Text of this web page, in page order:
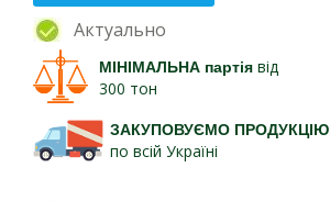
Актуально
МІНІМАЛЬНА партія від
300 тон
ЗАКУПОВУЄМО ПРОДУКЦІЮ
по всій Україні